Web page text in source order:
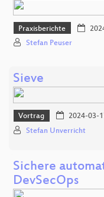
Praxisberichte
Stefan Peuser
Sieve
Vortrag 2024-03-
Stefan Unverricht
Sichere
DevSecOps